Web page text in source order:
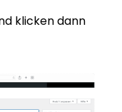
klicken dann